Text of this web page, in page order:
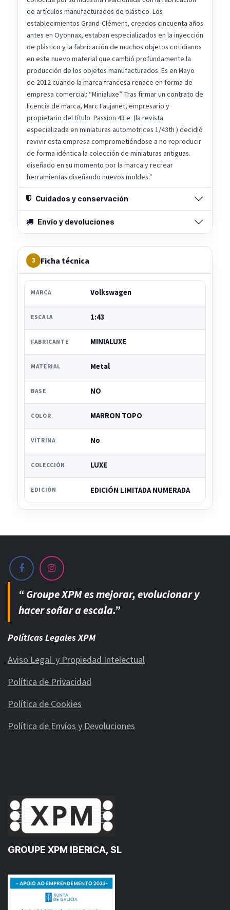
de artículos manufacturados de plástico. Los
establecimientos Grand-Clément, creados cincuenta años
antes en Oyonnax, estaban especializados en la inyección
de plástico y la fabricación de muchos objetos cotidianos
en este nuevo material que cambió profundamente la
producción de los objetos manufacturados. Es en Mayo
de 2012 cuando la marca francesa renace en forma de
empresa comercial: “Minialuxe”. Tras firmar un contrato de
licencia de marca, Marc Faujanet, empresario y
propietario del título Passion 43 e (la revista
especializada en miniaturas automotrices 1/43th ) decidió
revivir esta empresa comprometiéndose a no reproducir
de forma idéntica la colección de miniaturas antiguas.
diseñado en su momento por la marca y recrear
herramientas diseñando nuevos moldes."
Cuidados y conservación
Envío y devoluciones
3 Ficha técnica
MARCA Volkswagen
ESCALA 1:43
FABRICANTE MINIALUXE
MATERIAL Metal
BASE NO
COLOR MARRON TOPO
VITRINA No
COLECCIÓN LUXE
EDICIÓN EDICIÓN LIMITADA NUMERADA
“ Groupe XPM es mejorar, evolucionar y
hacer soñar a escala.”
Políticas Legales XPM
Aviso Legal y Propiedad Intelectual
Política de Privacidad
Política de Cookies
Política de Envíos y Devoluciones
GROUPE XPM IBERICA, SL